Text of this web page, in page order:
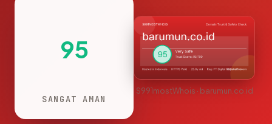
95
SANGAT AMAN
S991mostWhois · barumun.co.id